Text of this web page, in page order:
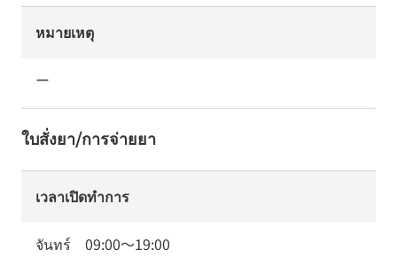
หมายเหตุ
ー
ใบสั่งยา/การจ่ายยา
เวลาเปิดทำการ
จันทร์ 09:00～19:00